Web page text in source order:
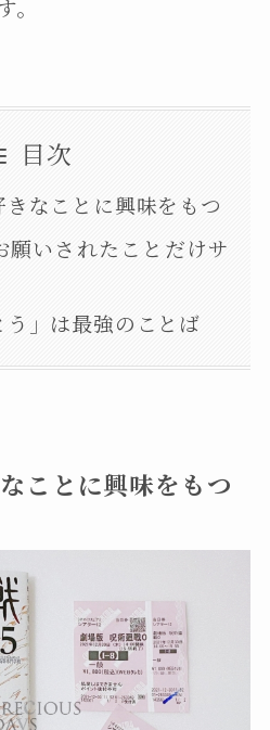
目次
きなことに興味をもつ
願いされたことだけサ
う」は最強のことば
ことに興味をもつ